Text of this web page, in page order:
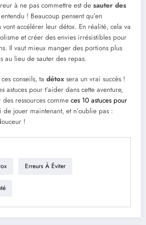
à ne pas commettre est de sauter des
! Beaucoup pensent qu’en
accélérer leur détox. En réalité, cela va
et créer des envies irrésistibles pour
Il vaut mieux manger des portions plus
au lieu de sauter des repas.
conseils, ta détox sera un vrai succès !
astuces pour t’aider dans cette aventure,
des ressources comme ces 10 astuces pour
de jouer maintenant, et n’oublie pas :
!
Erreurs À Éviter